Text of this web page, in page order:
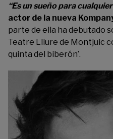
“Es un sueño para
actor de la nueva
parte de ella ha debutado
Teatre Lliure de Montjuic
quinta del biberón’.